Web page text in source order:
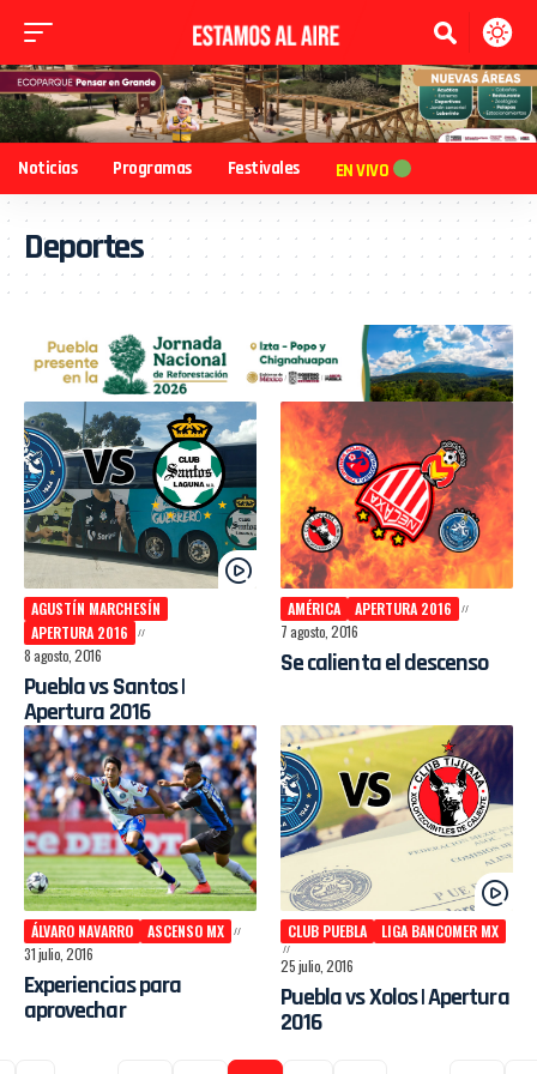
Noticias Programas Festivales EN VIVO
Deportes
AGUSTÍN MARCHESÍN
APERTURA 2016
8 agosto, 2016
Puebla vs Santos |
Apertura 2016
AMÉRICA
APERTURA 2016
7 agosto, 2016
Se calienta el descenso
ÁLVARO NAVARRO
ASCENSO MX
31 julio, 2016
Experiencias para
aprovechar
CLUB PUEBLA
LIGA BANCOMER MX
25 julio, 2016
Puebla vs Xolos | Apertura
2016